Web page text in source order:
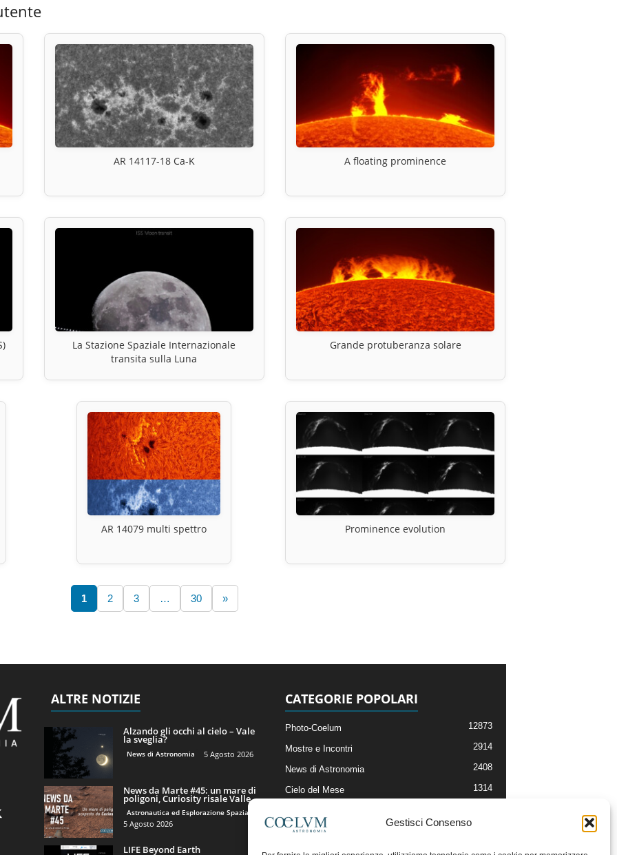
Gestisci Consenso
AR 14117-18 Ca-K A floating prominence
La Stazione Spaziale Internazionale
transita sulla Luna
Grande protuberanza solare
AR 14079 multi spettro Prominence evolution
1 2 3 … 30 »
ALTRE NOTIZIE
Alzando gli occhi al cielo – Vale
la sveglia?
News di Astronomia 5 Agosto 2026
News da Marte #45: un mare di
poligoni, Curiosity risale Valle...
Astronautica ed Esplorazione Spaziale
5 Agosto 2026
LIFE Beyond Earth
CATEGORIE POPOLARI
Photo-Coelum 12873
Mostre e Incontri 2914
News di Astronomia 2408
Cielo del Mese 1314
Articoli e Risorse On-Line
Il Blog della Redazione